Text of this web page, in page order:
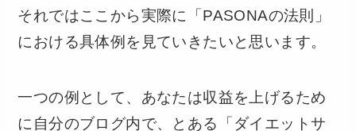
それではここから実際に「PASONAの法則」
における具体例を見ていきたいと思います。
一つの例として、あなたは収益を上げるため
に自分のブログ内で、とある「ダイエットサ